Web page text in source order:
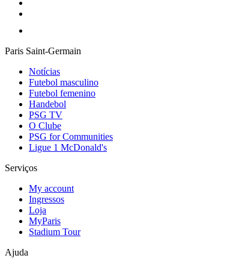
Paris Saint-Germain
Notícias
Futebol masculino
Futebol femenino
Handebol
PSG TV
O Clube
PSG for Communities
Ligue 1 McDonald's
Serviços
My account
Ingressos
Loja
MyParis
Stadium Tour
Ajuda